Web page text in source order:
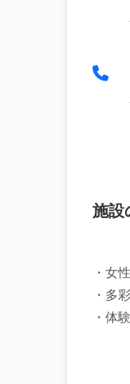
施設
・女
・多